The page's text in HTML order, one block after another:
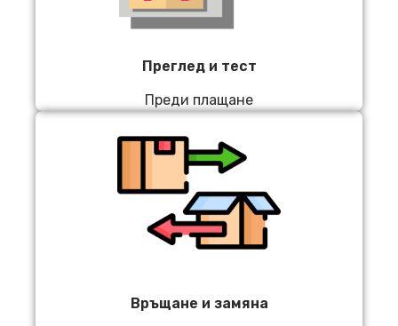
Преглед и тест
Преди плащане
Връщане и замяна